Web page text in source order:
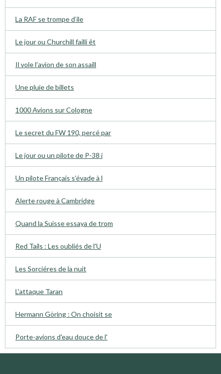
La RAF se trompe d’ile
Le jour ou Churchill failli êt
Il vole l’avion de son assaill
Une pluie de billets
1000 Avions sur Cologne
Le secret du FW 190, percé par
Le jour ou un pilote de P-38 i
Un pilote Français s’évade à l
Alerte rouge à Cambridge
Quand la Suisse essaya de trom
Red Tails : Les oubliés de l'U
Les Sorciéres de la nuit
L'attaque Taran
Hermann Göring : On choisit se
Porte-avions d'eau douce de l'